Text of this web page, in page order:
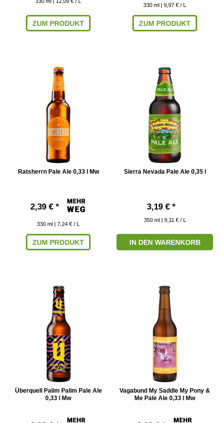
ZUM PRODUKT
330 ml | 9,97 € / L
ZUM PRODUKT
Ratsherrn Pale Ale 0,33 l Mw
2,39 € *
330 ml | 7,24 € / L
ZUM PRODUKT
Sierra Nevada Pale Ale 0,35 l
3,19 € *
350 ml | 9,11 € / L
IN DEN WARENKORB
Überquell Palim Palim Pale Ale
0,33 l Mw
Vagabund My Saddle My Pony &
Me Pale Ale 0,33 l Mw